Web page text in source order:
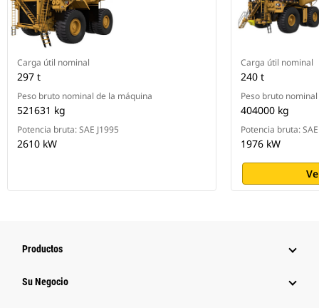
Carga útil nominal
297 t
Peso bruto nominal de la máquina
521631 kg
Potencia bruta: SAE J1995
2610 kW
Carga útil nominal
240 t
Peso bruto
404000 kg
Potencia bruta:
1976 kW
Productos
Su Negocio